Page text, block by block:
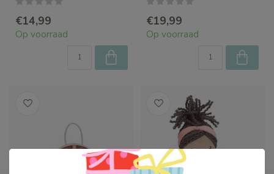
€14,99
Op voorraad
€19,99
Op voorraad